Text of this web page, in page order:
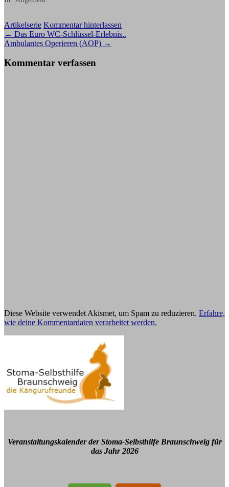
Artikelserie Kommentar hinterlassen
Beitragsnavigation
← Das Euro WC-Schlüssel-Erlebnis..
Ambulantes Operieren (AOP) →
Kommentar verfassen
Diese Website verwendet Akismet, um Spam zu reduzieren. Erfahre,
wie deine Kommentardaten verarbeitet werden.
Veranstaltungskalender der Stoma-Selbsthilfe Braunschweig für
das Jahr 2026